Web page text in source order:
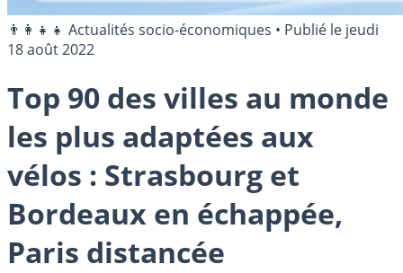
👨‍👩‍👧‍👧 Actualités socio-économiques • Publié le jeudi
18 août 2022
Top 90 des villes au monde
les plus adaptées aux
vélos : Strasbourg et
Bordeaux en échappée,
Paris distancée